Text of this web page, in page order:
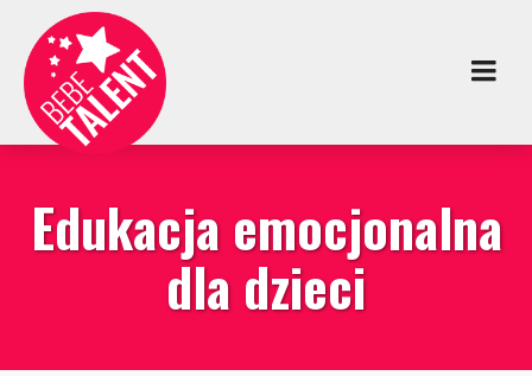
Edukacja emocjonalna
dla dzieci